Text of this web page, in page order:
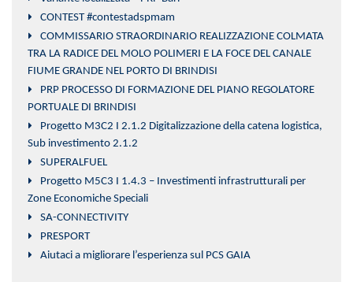
CONTEST #contestadspmam
COMMISSARIO STRAORDINARIO REALIZZAZIONE COLMATA
TRA LA RADICE DEL MOLO POLIMERI E LA FOCE DEL CANALE
FIUME GRANDE NEL PORTO DI BRINDISI
PRP PROCESSO DI FORMAZIONE DEL PIANO REGOLATORE
PORTUALE DI BRINDISI
Progetto M3C2 I 2.1.2 Digitalizzazione della catena logistica,
Sub investimento 2.1.2
SUPERALFUEL
Progetto M5C3 I 1.4.3 – Investimenti infrastrutturali per
Zone Economiche Speciali
SA-CONNECTIVITY
PRESPORT
Aiutaci a migliorare l’esperienza sul PCS GAIA